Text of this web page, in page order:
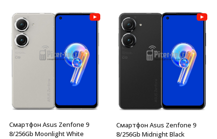
Смартфон Asus Zenfone 9
8/256Gb Moonlight White
Смартфон Asus Zenfone 9
8/256Gb Midnight Black